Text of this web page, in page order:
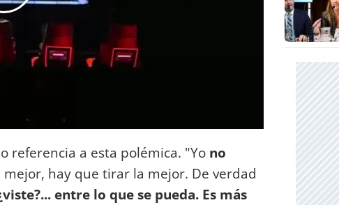
referencia a esta polémica. "Yo no
mejor, hay que tirar la mejor. De verdad
entre lo que se pueda. Es más